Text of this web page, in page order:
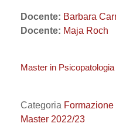
Docente: Barbara
Docente: Maja Roch
Master in
Categoria
Master 2022/23